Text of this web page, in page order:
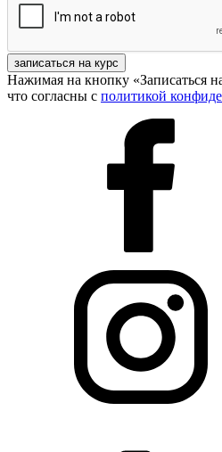
записаться на курс
Нажимая на кнопку «Записаться
что согласны с политикой